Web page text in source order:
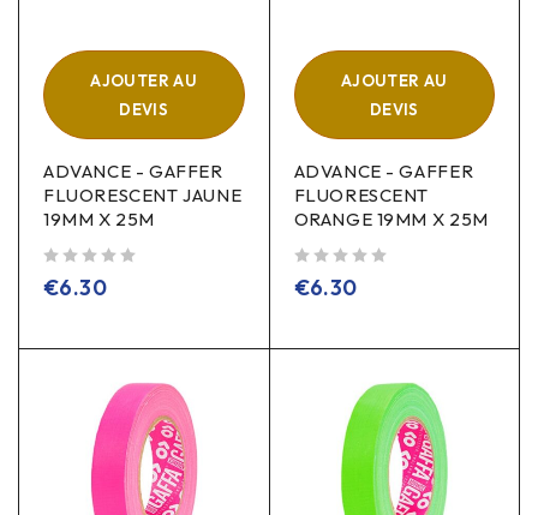
AJOUTER AU
DEVIS
ADVANCE - GAFFER
FLUORESCENT JAUNE
19MM X 25M
€6.30
AJOUTER AU
DEVIS
ADVANCE - GAFFER
FLUORESCENT
ORANGE 19MM X 25M
€6.30